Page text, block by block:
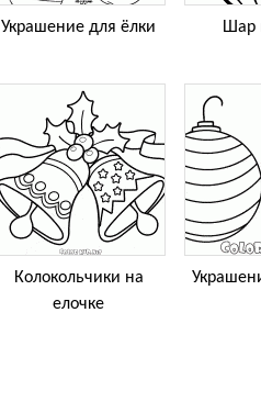
Украшение для ёлки Шар
Колокольчики на
елочке